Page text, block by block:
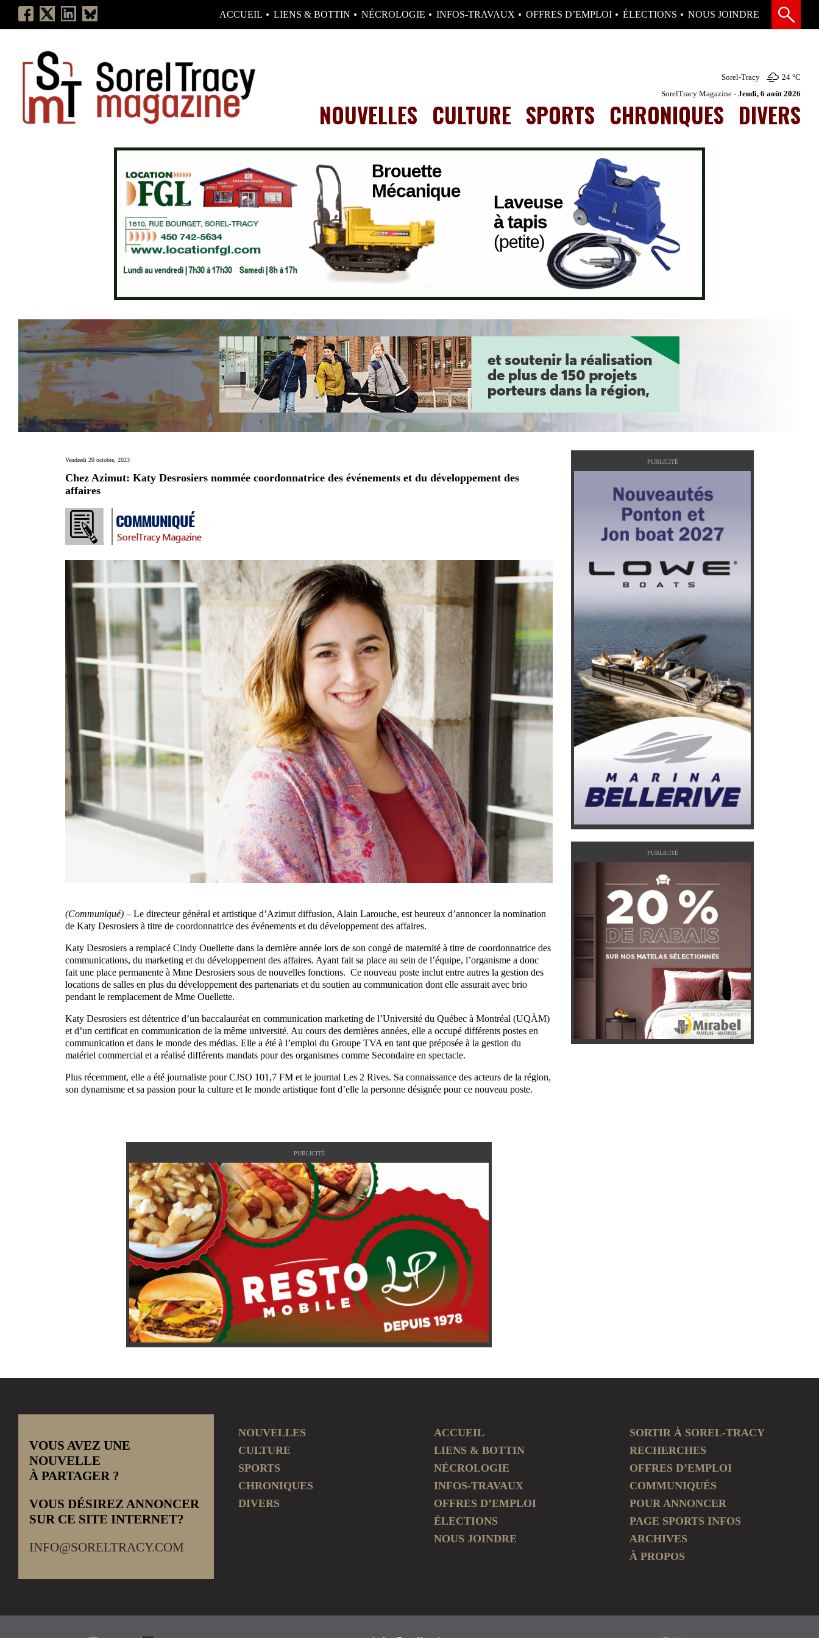
ACCUEIL LIENS & BOTTIN NÉCROLOGIE INFOS-TRAVAUX OFFRES D’EMPLOI ÉLECTIONS NOUS JOINDRE
Sorel-Tracy 24 °C
SorelTracy Magazine - Jeudi, 6 août 2026
NOUVELLES CULTURE SPORTS CHRONIQUES DIVERS
Vendredi 20 octobre, 2023
Chez Azimut: Katy Desrosiers nommée coordonnatrice des événements et du développement des
affaires
(Communiqué) – Le directeur général et artistique d’Azimut diffusion, Alain Larouche, est heureux d’annoncer la nomination
de Katy Desrosiers à titre de coordonnatrice des événements et du développement des affaires.
Katy Desrosiers a remplacé Cindy Ouellette dans la dernière année lors de son congé de maternité à titre de coordonnatrice des
communications, du marketing et du développement des affaires. Ayant fait sa place au sein de l’équipe, l’organisme a donc
fait une place permanente à Mme Desrosiers sous de nouvelles fonctions. Ce nouveau poste inclut entre autres la gestion des
locations de salles en plus du développement des partenariats et du soutien au communication dont elle assurait avec brio
pendant le remplacement de Mme Ouellette.
Katy Desrosiers est détentrice d’un baccalauréat en communication marketing de l’Université du Québec à Montréal (UQÀM)
et d’un certificat en communication de la même université. Au cours des dernières années, elle a occupé différents postes en
communication et dans le monde des médias. Elle a été à l’emploi du Groupe TVA en tant que préposée à la gestion du
matériel commercial et a réalisé différents mandats pour des organismes comme Secondaire en spectacle.
Plus récemment, elle a été journaliste pour CJSO 101,7 FM et le journal Les 2 Rives. Sa connaissance des acteurs de la région,
son dynamisme et sa passion pour la culture et le monde artistique font d’elle la personne désignée pour ce nouveau poste.
PUBLICITÉ
PUBLICITÉ
PUBLICITÉ
VOUS AVEZ UNE
NOUVELLE
À PARTAGER ?
VOUS DÉSIREZ ANNONCER
SUR CE SITE INTERNET?
INFO@SORELTRACY.COM
NOUVELLES
CULTURE
SPORTS
CHRONIQUES
DIVERS
ACCUEIL
LIENS & BOTTIN
NÉCROLOGIE
INFOS-TRAVAUX
OFFRES D’EMPLOI
ÉLECTIONS
NOUS JOINDRE
SORTIR À SOREL-TRACY
RECHERCHES
OFFRES D’EMPLOI
COMMUNIQUÉS
POUR ANNONCER
PAGE SPORTS INFOS
ARCHIVES
À PROPOS